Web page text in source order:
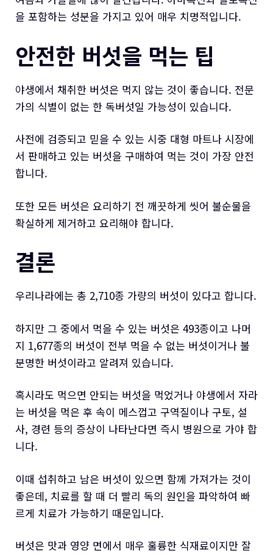
을 포함하는 성분을 가지고 있어 매우 치명적입니다.
안전한 버섯을 먹는 팁
야생에서 채취한 버섯은 먹지 않는 것이 좋습니다. 전문
가의 식별이 없는 한 독버섯일 가능성이 있습니다.
사전에 검증되고 믿을 수 있는 시중 대형 마트나 시장에
서 판매하고 있는 버섯을 구매하여 먹는 것이 가장 안전
합니다.
또한 모든 버섯은 요리하기 전 깨끗하게 씻어 불순물을
확실하게 제거하고 요리해야 합니다.
결론
우리나라에는 총 2,710종 가량의 버섯이 있다고 합니다.
하지만 그 중에서 먹을 수 있는 버섯은 493종이고 나머
지 1,677종의 버섯이 전부 먹을 수 없는 버섯이거나 불
분명한 버섯이라고 알려져 있습니다.
혹시라도 먹으면 안되는 버섯을 먹었거나 야생에서 자라
는 버섯을 먹은 후 속이 메스껍고 구역질이나 구토, 설
사, 경련 등의 증상이 나타난다면 즉시 병원으로 가야 합
니다.
이때 섭취하고 남은 버섯이 있으면 함께 가져가는 것이
좋은데, 치료를 할 때 더 빨리 독의 원인을 파악하여 빠
르게 치료가 가능하기 때문입니다.
버섯은 맛과 영양 면에서 매우 훌륭한 식재료이지만 잘